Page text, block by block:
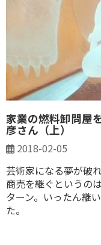
家業の燃料卸問屋
彦さん（上）
2018-02-05
芸術家になる夢が破
商売を継ぐというの
ターン。いったん継
た。